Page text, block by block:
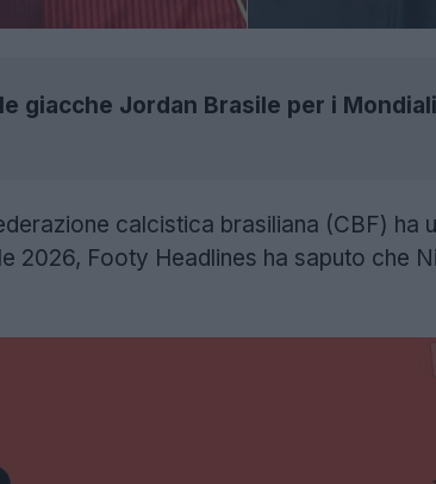
giacche Jordan Brasile per i
calcistica brasiliana (CBF)
2026, Footy Headlines ha saputo che